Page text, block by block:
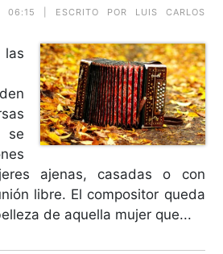
06:15 | ESCRITO POR LUIS CARLOS
ajenas, casadas o con
libre. El compositor queda
de aquella mujer que...